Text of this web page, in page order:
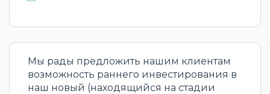
Мы рады предложить нашим клиентам
возможность раннего инвестирования в
наш новый (находящийся на стадии